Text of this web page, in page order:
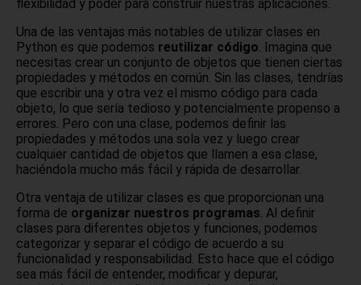
flexibilidad y poder para construir nuestras aplicaciones.
Una de las ventajas más notables de utilizar clases en
Python es que podemos reutilizar código. Imagina que
necesitas crear un conjunto de objetos que tienen ciertas
propiedades y métodos en común. Sin las clases, tendrías
que escribir una y otra vez el mismo código para cada
objeto, lo que sería tedioso y potencialmente propenso a
errores. Pero con una clase, podemos definir las
propiedades y métodos una sola vez y luego crear
cualquier cantidad de objetos que llamen a esa clase,
haciéndola mucho más fácil y rápida de desarrollar.
Otra ventaja de utilizar clases es que proporcionan una
forma de organizar nuestros programas. Al definir
clases para diferentes objetos y funciones, podemos
categorizar y separar el código de acuerdo a su
funcionalidad y responsabilidad. Esto hace que el código
sea más fácil de entender, modificar y depurar,